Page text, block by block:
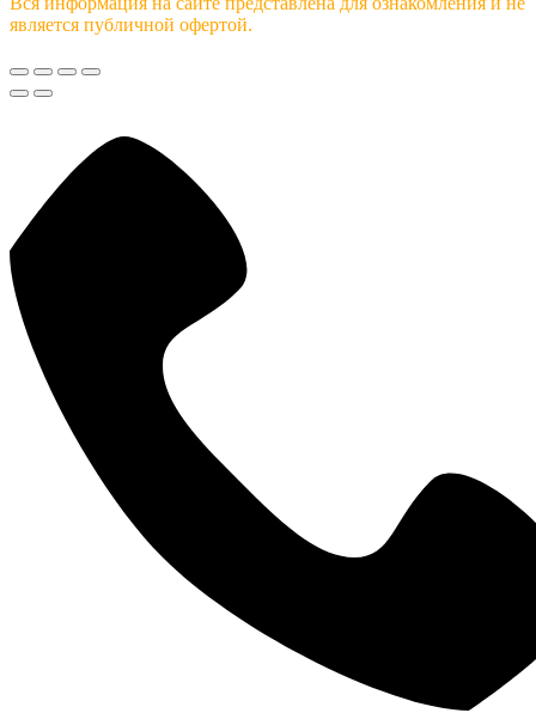
является публичной офертой.